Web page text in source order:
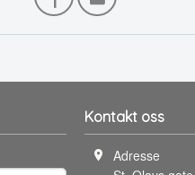
Kontakt oss
Adresse